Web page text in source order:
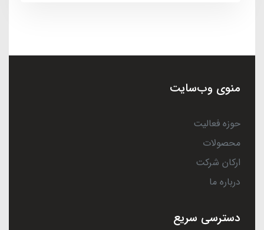
منوی وب‌سایت
حوزه فعالیت
محصولات
ارکان شرکت
درباره ما
دسترسی سریع